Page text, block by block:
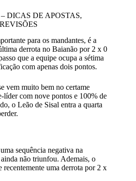
DICAS DE APOSTAS,
para os mandantes, é a
derrota no Baianão por 2 x 0
que a equipe ocupa a sétima
com apenas dois pontos.
vem muito bem no certame
líder com nove pontos e 100% de
o Leão de Sisal entra a quarta
sequência negativa na
não triunfou. Ademais, o
recentemente uma derrota por 2 x